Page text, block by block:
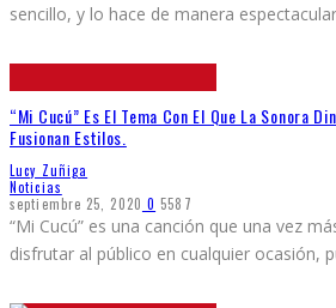
sencillo, y lo hace de manera
“Mi Cucú” Es El Tema Con El Que La Sonora
Fusionan Estilos.
Lucy Zuñiga
Noticias
septiembre 25, 2020 0 5587
“Mi Cucú” es una canción que una vez
disfrutar al público en cualquier ocasión,